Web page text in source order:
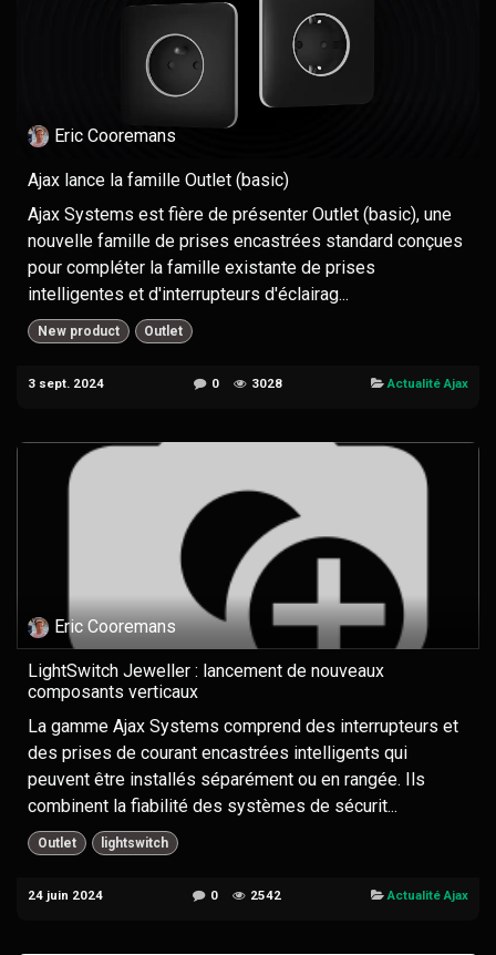
Eric Cooremans
Ajax lance la famille Outlet (basic)
Ajax Systems est fière de présenter Outlet (basic), une
nouvelle famille de prises encastrées standard conçues
pour compléter la famille existante de prises
intelligentes et d'interrupteurs d'éclairag...
New product Outlet
3 sept. 2024 0 3028 Actualité Ajax
Eric Cooremans
LightSwitch Jeweller : lancement de nouveaux
composants verticaux
La gamme Ajax Systems comprend des interrupteurs et
des prises de courant encastrées intelligents qui
peuvent être installés séparément ou en rangée. Ils
combinent la fiabilité des systèmes de sécurit...
Outlet lightswitch
24 juin 2024 0 2542 Actualité Ajax